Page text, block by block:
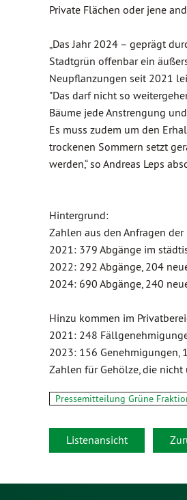
Private Flächen oder jene
„Das Jahr 2024 – geprägt
Stadtgrün offenbar ein
Neupflanzungen seit 2021
"Das darf nicht so
Bäume jede Anstrengung
Es muss zudem um den
trockenen Sommern setzt
werden,“ so Andreas Leps
Hintergrund:
Zahlen aus den Anfragen
2021: 379 Abgänge im
2022: 292 Abgänge, 204
2024: 690 Abgänge, 240
Hinzu kommen im
2021: 248
2023: 156 Genehmigungen,
Zahlen für Gehölze, die
Pressemitteilung Grüne
Listenansicht